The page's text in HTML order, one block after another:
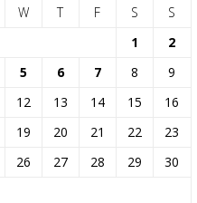
W T F S
S
1
2
5 6 7 8
9
12 13 14 15
16
19 20 21 22
23
26 27 28 29
30